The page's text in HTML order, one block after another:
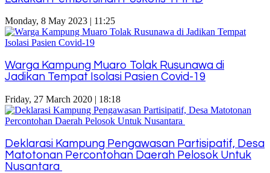
Monday, 8 May 2023 | 11:25
Warga Kampung Muaro Tolak Rusunawa di
Jadikan Tempat Isolasi Pasien Covid-19
Friday, 27 March 2020 | 18:18
Deklarasi Kampung Pengawasan Partisipatif, Desa
Matotonan Percontohan Daerah Pelosok Untuk
Nusantara